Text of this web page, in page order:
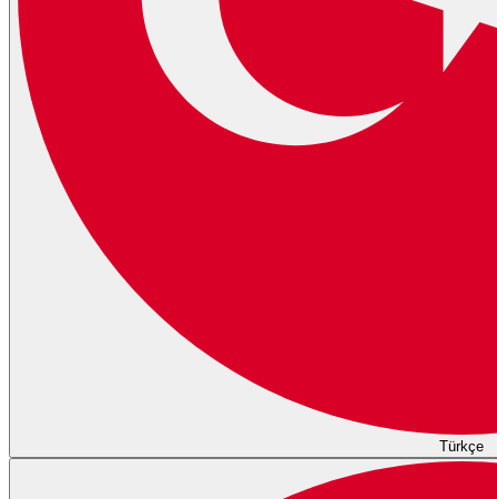
Türkçe